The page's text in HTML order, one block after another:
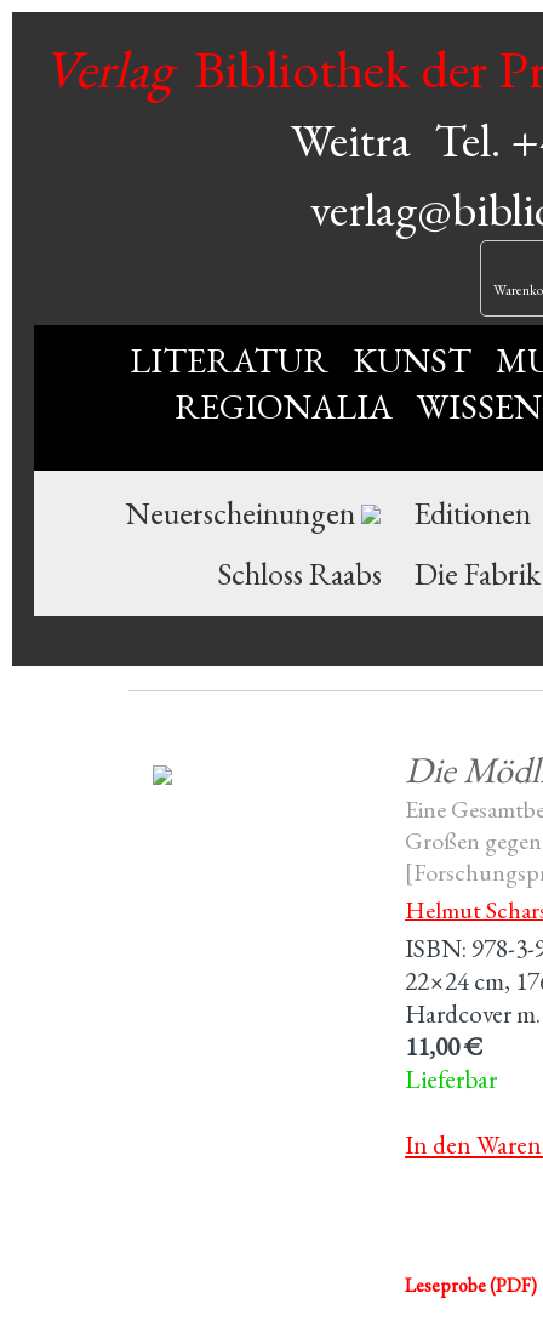
VerlagBibliothek der
Weitra Tel.
LITERATUR KUNST
REGIONALIA
Neuerscheinungen
Editionen
Schloss Raabs
Die Fabrik
Die
Eine
Großen
Helmut
ISBN: 978-3-
22×24 cm,
Hardcover
11,00 €
Lieferbar
In den
Leseprobe (PDF)